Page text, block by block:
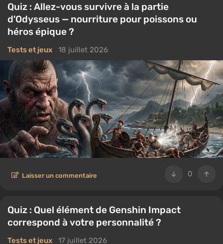
Quiz : Allez-vous survivre à la partie
d'Odysseus — nourriture pour poissons ou
héros épique ?
Tests et jeux 18 juillet 2026
0
Laisser un commentaire
Quiz : Quel élément de Genshin Impact
correspond à votre personnalité ?
Tests et jeux 17 juillet 2026